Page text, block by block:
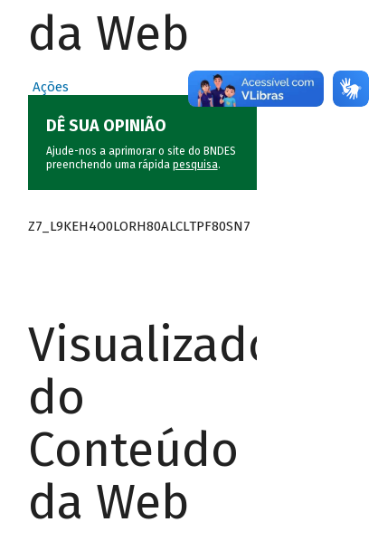
da Web
Ações
DÊ SUA OPINIÃO
Ajude-nos a aprimorar o site do BNDES
preenchendo uma rápida pesquisa.
Z7_L9KEH4O0LORH80ALCLTPF80SN7
Visualizador
do
Conteúdo
da Web